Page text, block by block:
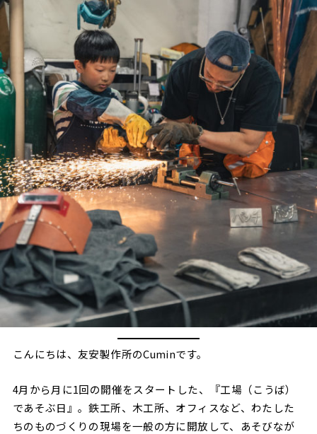
こんにちは、友安製作所のCuminです。
4月から月に1回の開催をスタートした、『工場（こうば）
であそぶ日』。鉄工所、木工所、オフィスなど、わたした
ちのものづくりの現場を一般の方に開放して、あそびなが